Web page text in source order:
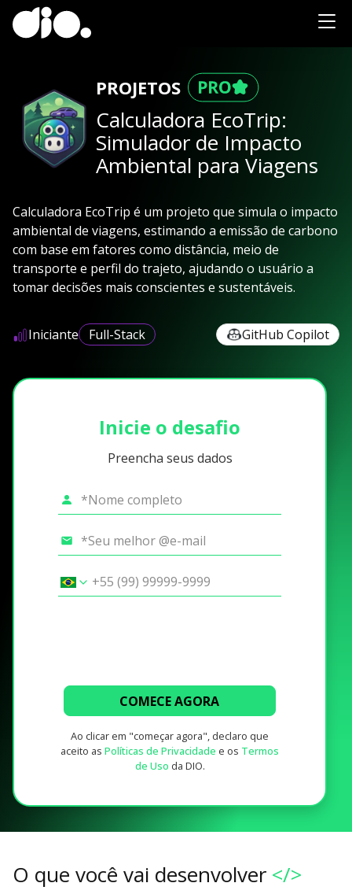
PROJETOS
Calculadora EcoTrip:
Simulador de Impacto
Ambiental para Viagens
Calculadora EcoTrip é um projeto que simula o impacto
ambiental de viagens, estimando a emissão de carbono
com base em fatores como distância, meio de
transporte e perfil do trajeto, ajudando o usuário a
tomar decisões mais conscientes e sustentáveis.
Iniciante Full-Stack GitHub Copilot
Inicie o desafio
Preencha seus dados
COMECE AGORA
Ao clicar em "começar agora", declaro que
aceito as Políticas de Privacidade e os Termos
de Uso da DIO.
O que você vai desenvolver </>